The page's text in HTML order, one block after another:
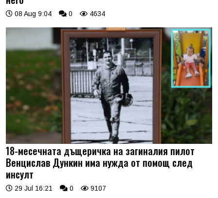
08 Aug 9:04 0 4634
18-месечната дъщеричка на загиналия пилот
Венцислав Дункин има нужда от помощ след
инсулт
29 Jul 16:21 0 9107